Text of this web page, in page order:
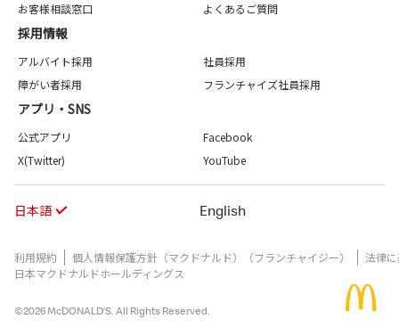
お客様相談窓口 よくあるご質問
採用情報
アルバイト採用
社員採用
障がい者採用
フランチャイズ社員採用
アプリ・SNS
公式アプリ
Facebook
X(Twitter)
YouTube
日本語 English
利用規約 個人情報保護方針（マクドナルド）（フランチャイジー）
法律
日本マクドナルドホールディングス
©2026 McDONALD’S. All Rights Reserved.